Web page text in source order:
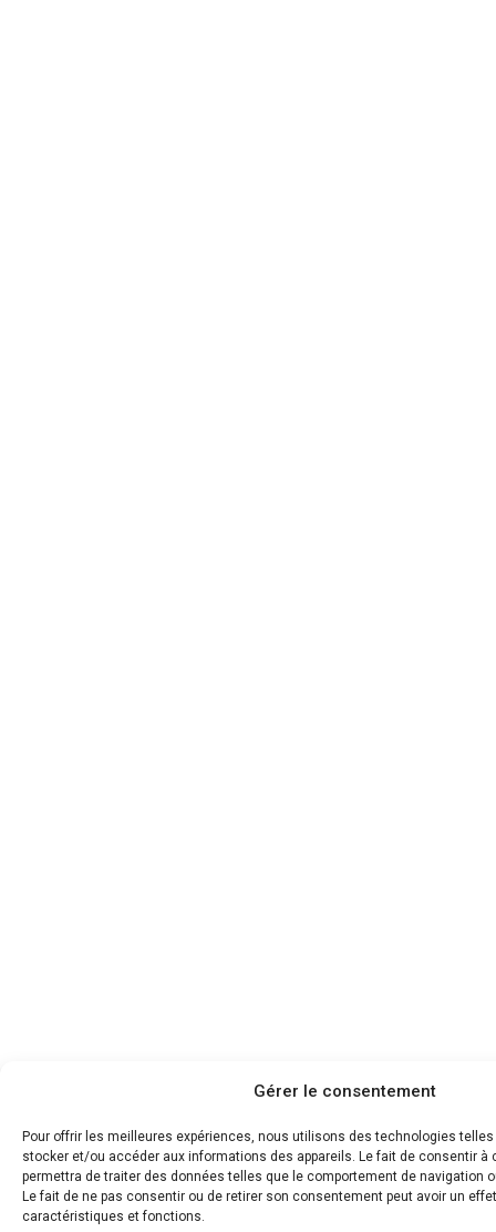
Gérer le consentement
Pour offrir les meilleures expériences, nous utilisons des technologies
stocker et/ou accéder aux informations des appareils. Le fait de consentir à
permettra de traiter des données telles que le comportement de navigation
Le fait de ne pas consentir ou de retirer son consentement peut avoir un
caractéristiques et fonctions.